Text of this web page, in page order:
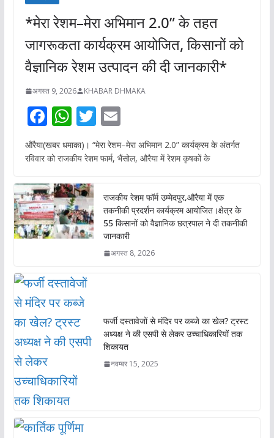
*मेरा रेशम–मेरा अभिमान 2.0” के तहत
जागरूकता कार्यक्रम आयोजित, किसानों को
वैज्ञानिक रेशम उत्पादन की दी जानकारी*
अगस्त 9, 2026 KHABAR DHMAKA
F
ac
e
o
o
k
W
h
at
A
p
p
T
w
itt
E
m
ai
औरैया(खबर धमाका)। “मेरा रेशम–मेरा अभिमान 2.0” कार्यक्रम के अंतर्गत
रविवार को राजकीय रेशम फार्म, भैंसोल, औरैया में रेशम कृषकों के
राजकीय रेशम फॉर्म उम्मेदपुर,औरैया में एक
तकनीकी प्रदर्शन कार्यक्रम आयोजित।क्षेत्र के
55 किसानों को वैज्ञानिक छत्रपाल ने दी तकनीकी
जानकारी
अगस्त 8, 2026
फर्जी दस्तावेजों से मंदिर पर कब्जे का खेल? ट्रस्ट
अध्यक्ष ने की एसपी से लेकर उच्चाधिकारियों तक
शिकायत
नवम्बर 15, 2025